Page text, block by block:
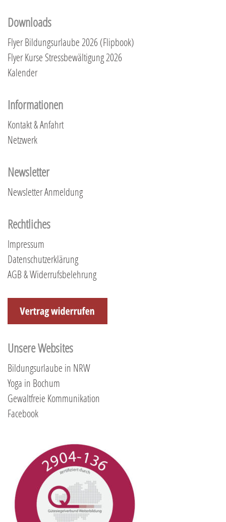
Downloads
Flyer Bildungsurlaube 2026 (Flipbook)
Flyer Kurse Stressbewältigung 2026
Kalender
Informationen
Kontakt & Anfahrt
Netzwerk
Newsletter
Newsletter Anmeldung
Rechtliches
Impressum
Datenschutzerklärung
AGB & Widerrufsbelehrung
Unsere Websites
Bildungsurlaube in NRW
Yoga in Bochum
Gewaltfreie Kommunikation
Facebook